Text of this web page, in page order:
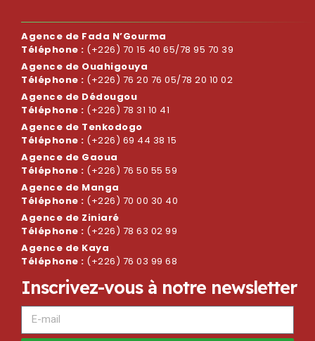
Agence de Fada N’Gourma
Téléphone : (+226) 70 15 40 65/78 95 70 39
Agence de Ouahigouya
Téléphone : (+226) 76 20 76 05/78 20 10 02
Agence de Dédougou
Téléphone : (+226) 78 31 10 41
Agence de Tenkodogo
Téléphone : (+226) 69 44 38 15
Agence de Gaoua
Téléphone : (+226) 76 50 55 59
Agence de Manga
Téléphone : (+226) 70 00 30 40
Agence de Ziniaré
Téléphone : (+226) 78 63 02 99
Agence de Kaya
Téléphone : (+226) 76 03 99 68
Inscrivez-vous à notre newsletter